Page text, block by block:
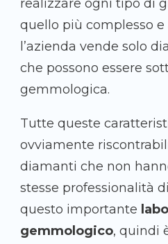
realizzare ogni tipo di
quello più complesso
l’azienda vende solo
che possono essere
gemmologica.
Tutte queste
ovviamente
diamanti che non
stesse professionalità
questo importante
gemmologico, quindi